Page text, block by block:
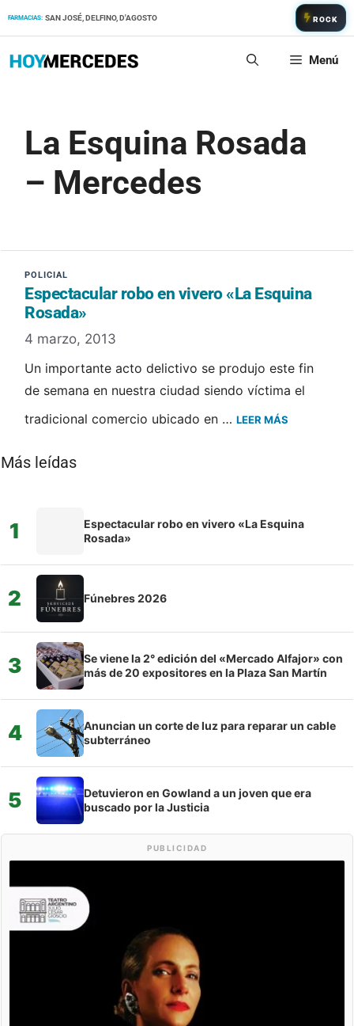
FARMACIAS: SAN JOSÉ, DELFINO, D'AGOSTO ROCK
Menú
La Esquina Rosada
– Mercedes
Espectacular robo en vivero «La Esquina
Rosada»
4 marzo, 2013
Un importante acto delictivo se produjo este fin
de semana en nuestra ciudad siendo víctima el
tradicional comercio ubicado en … LEER MÁS
Más leídas
1
Espectacular robo en vivero «La Esquina
Rosada»
2 Fúnebres 2026
3
Se viene la 2° edición del «Mercado Alfajor» con
más de 20 expositores en la Plaza San Martín
4
Anuncian un corte de luz para reparar un cable
subterráneo
5
Detuvieron en Gowland a un joven que era
buscado por la Justicia
PUBLICIDAD